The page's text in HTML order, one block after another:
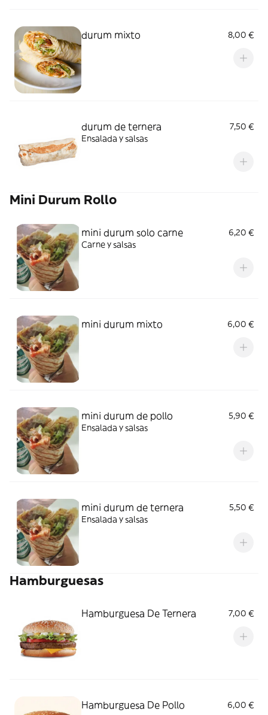
durum mixto 8,00 €
durum de ternera
7,50 €
Ensalada y salsas
Mini Durum Rollo
mini durum solo carne
6,20 €
Carne y salsas
mini durum mixto 6,00 €
mini durum de pollo
5,90 €
Ensalada y salsas
mini durum de ternera
5,50 €
Ensalada y salsas
Hamburguesas
Hamburguesa De Ternera 7,00 €
Hamburguesa De Pollo 6,00 €